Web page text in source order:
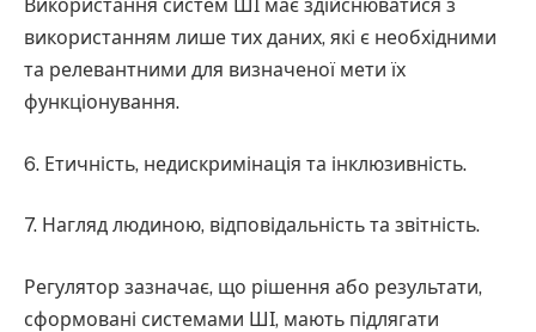
Використання систем ШІ має здійснюватися з
використанням лише тих даних, які є необхідними
та релевантними для визначеної мети їх
функціонування.
6. Етичність, недискримінація та інклюзивність.
7. Нагляд людиною, відповідальність та звітність.
Регулятор зазначає, що рішення або результати,
сформовані системами ШІ, мають підлягати